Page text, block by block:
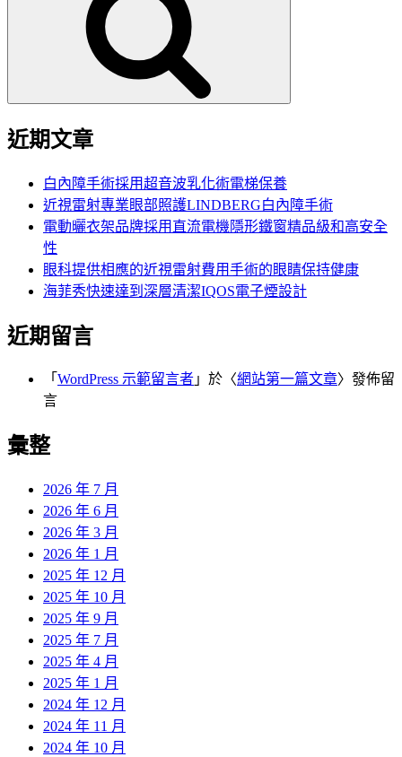
近期文章
白內障手術採用超音波乳化術電梯保養
近視雷射專業眼部照護LINDBERG白內障手術
電動曬衣架品牌採用直流電機隱形鐵窗精品級和高安全
性
眼科提供相應的近視雷射費用手術的眼睛保持健康
海菲秀快速達到深層清潔IQOS電子煙設計
近期留言
「 WordPress 示範留言者 」於〈網站第一篇文章〉發佈留
言
彙整
2026 年 7 月
2026 年 6 月
2026 年 3 月
2026 年 1 月
2025 年 12 月
2025 年 10 月
2025 年 9 月
2025 年 7 月
2025 年 4 月
2025 年 1 月
2024 年 12 月
2024 年 11 月
2024 年 10 月